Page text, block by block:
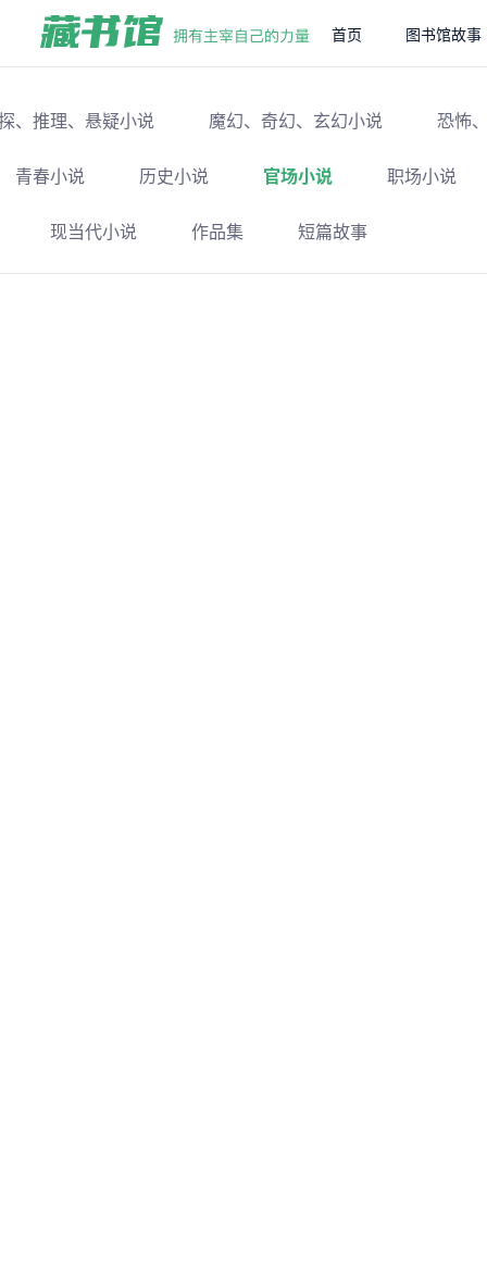
首页 图书馆故事
、推理、悬疑小说 魔幻、奇幻、玄幻小说 恐怖
青春小说 历史小说 官场小说 职场小说
现当代小说 作品集 短篇故事